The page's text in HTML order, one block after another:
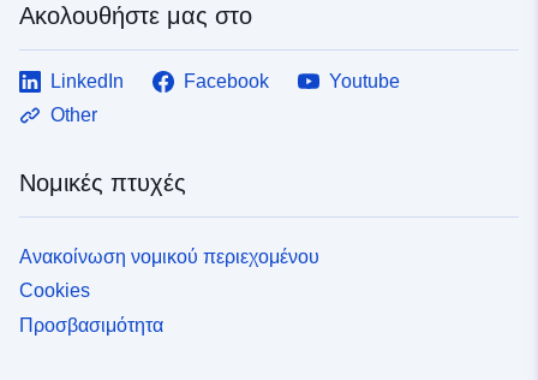
Ακολουθήστε μας στο
LinkedIn Facebook
Youtube
Other
Νομικές πτυχές
Ανακοίνωση νομικού περιεχομένου
Cookies
Προσβασιμότητα